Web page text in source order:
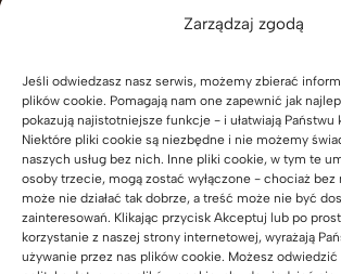
Zarządzaj zgodą
Jeśli odwiedzasz nasz serwis, możemy zbierać
plików cookie. Pomagają nam one zapewnić jak
pokazują najistotniejsze funkcje - i ułatwiają Państwu
Niektóre pliki cookie są niezbędne i nie możemy
naszych usług bez nich. Inne pliki cookie, w tym te
osoby trzecie, mogą zostać wyłączone - chociaż bez
może nie działać tak dobrze, a treść może nie być
zainteresowań. Klikając przycisk Akceptuj lub po
korzystanie z naszej strony internetowej, wyrażają
używanie przez nas plików cookie. Możesz odwiedzić